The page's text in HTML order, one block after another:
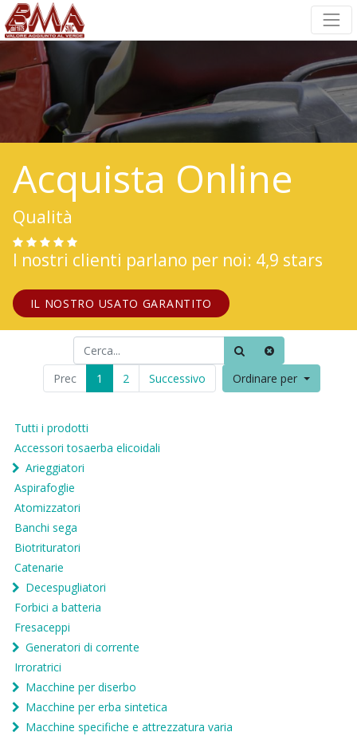
Acquista Online
Qualità
I nostri clienti parlano per noi: 4,9 stars
IL NOSTRO USATO GARANTITO
Prec 1 2 Successivo Ordinare per
Tutti i prodotti
Accessori tosaerba elicoidali
Arieggiatori
Aspirafoglie
Atomizzatori
Banchi sega
Biotrituratori
Catenarie
Decespugliatori
Forbici a batteria
Fresaceppi
Generatori di corrente
Irroratrici
Macchine per diserbo
Macchine per erba sintetica
Macchine specifiche e attrezzatura varia